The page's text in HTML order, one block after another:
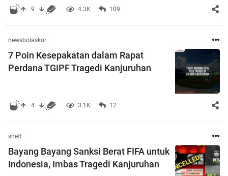
9 4.3K 109
newsbolaskor
7 Poin Kesepakatan dalam Rapat
Perdana TGIPF Tragedi Kanjuruhan
4 3.1K 12
sheff
Bayang Bayang Sanksi Berat FIFA untuk
Indonesia, Imbas Tragedi Kanjuruhan